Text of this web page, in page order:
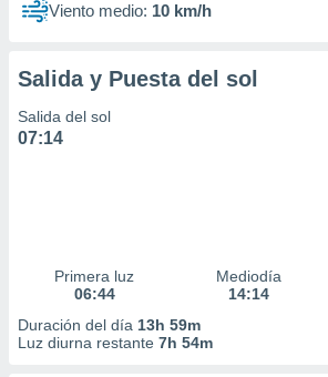
Viento medio: 10 km/h
Salida y Puesta del sol
Salida del sol
07:14
Primera luz
06:44
Mediodía
14:14
Duración del día 13h 59m
Luz diurna restante 7h 54m